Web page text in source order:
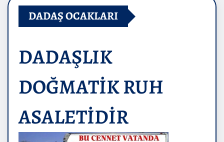
DADAŞ OCAKLARI
DADAŞLIK
DOĞMATİK RUH
ASALETİDİR